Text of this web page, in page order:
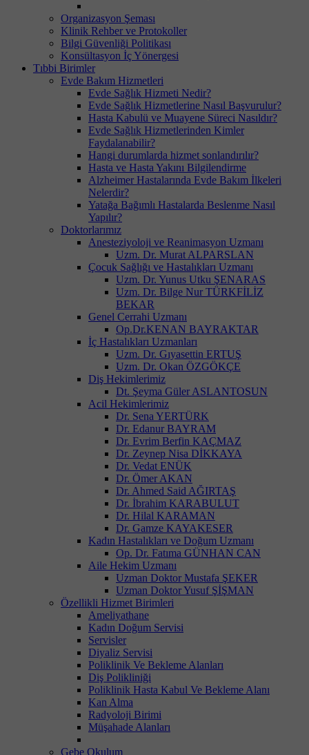
Organizasyon Şeması
Klinik Rehber ve Protokoller
Bilgi Güvenliği Politikası
Konsültasyon İç Yönergesi
Tıbbi Birimler
Evde Bakım Hizmetleri
Evde Sağlık Hizmeti Nedir?
Evde Sağlık Hizmetlerine Nasıl Başvurulur?
Hasta Kabulü ve Muayene Süreci Nasıldır?
Evde Sağlık Hizmetlerinden Kimler
Faydalanabilir?
Hangi durumlarda hizmet sonlandırılır?
Hasta ve Hasta Yakını Bilgilendirme
Alzheimer Hastalarında Evde Bakım İlkeleri
Nelerdir?
Yatağa Bağımlı Hastalarda Beslenme Nasıl
Yapılır?
Doktorlarımız
Anesteziyoloji ve Reanimasyon Uzmanı
Uzm. Dr. Murat ALPARSLAN
Çocuk Sağlığı ve Hastalıkları Uzmanı
Uzm. Dr. Yunus Utku ŞENARAS
Uzm. Dr. Bilge Nur TÜRKFİLİZ
BEKAR
Genel Cerrahi Uzmanı
Op.Dr.KENAN BAYRAKTAR
İç Hastalıkları Uzmanları
Uzm. Dr. Gıyasettin ERTUŞ
Uzm. Dr. Okan ÖZGÖKÇE
Diş Hekimlerimiz
Dt. Şeyma Güler ASLANTOSUN
Acil Hekimlerimiz
Dr. Sena YERTÜRK
Dr. Edanur BAYRAM
Dr. Evrim Berfin KAÇMAZ
Dr. Zeynep Nisa DİKKAYA
Dr. Vedat ENÜK
Dr. Ömer AKAN
Dr. Ahmed Said AĞIRTAŞ
Dr. İbrahim KARABULUT
Dr. Hilal KARAMAN
Dr. Gamze KAYAKESER
Kadın Hastalıkları ve Doğum Uzmanı
Op. Dr. Fatıma GÜNHAN CAN
Aile Hekim Uzmanı
Uzman Doktor Mustafa ŞEKER
Uzman Doktor Yusuf ŞİŞMAN
Özellikli Hizmet Birimleri
Ameliyathane
Kadın Doğum Servisi
Servisler
Diyaliz Servisi
Poliklinik Ve Bekleme Alanları
Diş Polikliniği
Poliklinik Hasta Kabul Ve Bekleme Alanı
Kan Alma
Radyoloji Birimi
Müşahade Alanları
Gebe Okulum